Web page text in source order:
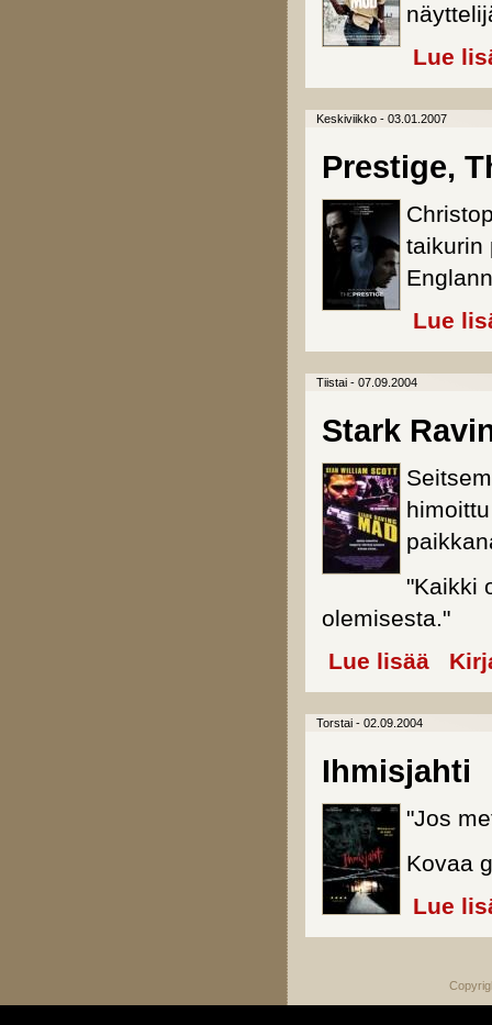
Lue
Keskiviikko - 03.01.2007
Prestige,
taikurin
Lue
Tiistai - 07.09.2004
Stark
"Kaikki
olemisesta."
Lue lisää about
Torstai - 02.09.2004
Ihmisjahti
"Jos
Kovaa
Lue